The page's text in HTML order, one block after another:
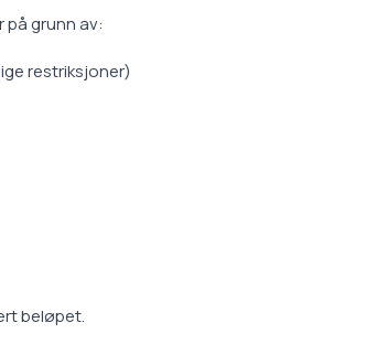
grunn av:
restriksjoner)
beløpet.